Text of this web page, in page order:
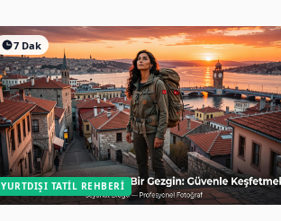
7 Dak
YURTDIŞI TATIL REHBERI